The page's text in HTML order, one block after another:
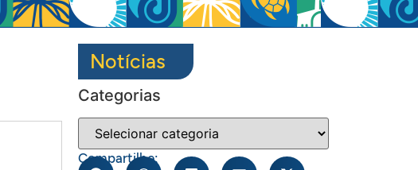
Notícias
Categorias
Compartilhe: